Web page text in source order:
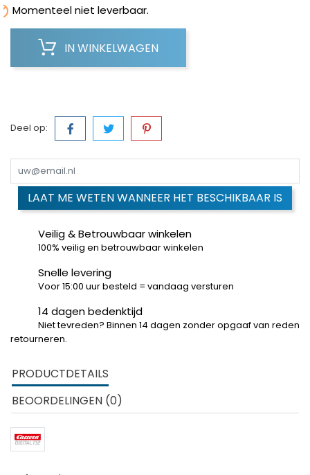
Momenteel niet leverbaar.
IN WINKELWAGEN
Deel op:
LAAT ME WETEN WANNEER HET BESCHIKBAAR IS
Veilig & Betrouwbaar winkelen
100% veilig en betrouwbaar winkelen
Snelle levering
Voor 15:00 uur besteld = vandaag versturen
14 dagen bedenktijd
Niet tevreden? Binnen 14 dagen zonder opgaaf van reden
retourneren.
PRODUCTDETAILS
BEOORDELINGEN (0)